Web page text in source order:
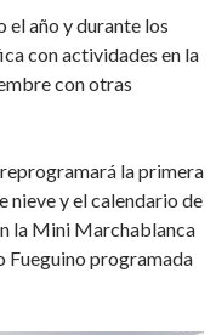
el año y durante los
con actividades en la
con otras
la primera
nieve y el calendario de
la Mini Marchablanca
Fueguino programada